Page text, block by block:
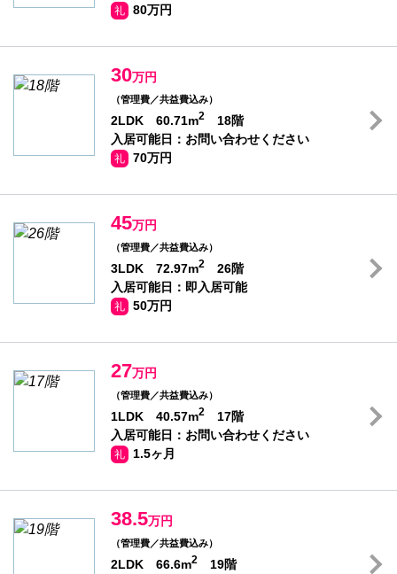
礼 80万円
30万円
（管理費／共益費込み）
2LDK 60.71m2
18階
入居可能日：お問い合わせください
礼 70万円
45万円
（管理費／共益費込み）
3LDK 72.97m2
26階
入居可能日：即入居可能
礼 50万円
27万円
（管理費／共益費込み）
1LDK 40.57m2
17階
入居可能日：お問い合わせください
礼 1.5ヶ月
38.5万円
（管理費／共益費込み）
2LDK 66.6m2
19階